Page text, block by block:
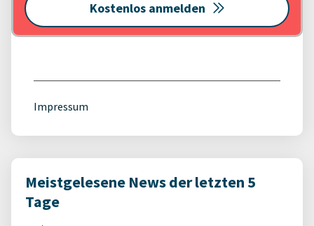
Kostenlos anmelden
Impressum
Meistgelesene News der letzten 5
Tage